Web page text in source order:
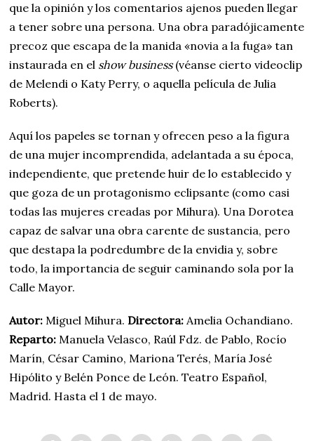
que la opinión y los comentarios ajenos pueden llegar
a tener sobre una persona. Una obra paradójicamente
precoz que escapa de la manida «novia a la fuga» tan
instaurada en el show business(véanse cierto videoclip
de Melendi o Katy Perry, o aquella película de Julia
Roberts).
Aquí los papeles se tornan y ofrecen peso a la figura
de una mujer incomprendida, adelantada a su época,
independiente, que pretende huir de lo establecido y
que goza de un protagonismo eclipsante (como casi
todas las mujeres creadas por Mihura). Una Dorotea
capaz de salvar una obra carente de sustancia, pero
que destapa la podredumbre de la envidia y, sobre
todo, la importancia de seguir caminando sola por la
Calle Mayor.
Autor: Miguel Mihura.Directora:Amelia Ochandiano.
Reparto:Manuela Velasco, Raúl Fdz. de Pablo, Rocío
Marín, César Camino, Mariona Terés, María José
Hipólito y Belén Ponce de León. Teatro Español,
Madrid. Hasta el 1 de mayo.